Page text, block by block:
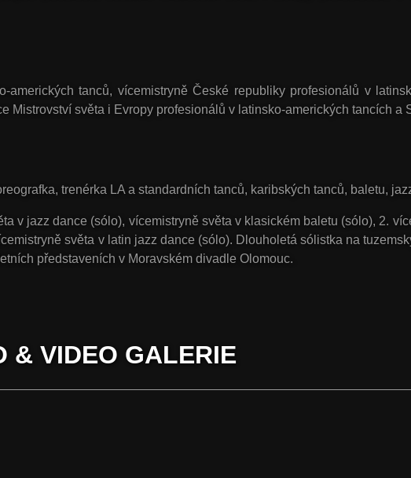
amerických tanců, vícemistryně České republiky profesionálů v
Mistrovství světa i Evropy profesionálů v latinsko-amerických tancích a
trenérka LA a standardních tanců, karibských tanců, baletu,
v jazz dance (sólo), vícemistryně světa v klasickém baletu (sólo), 2.
světa v latin jazz dance (sólo). Dlouholetá sólistka na
představeních v Moravském divadle Olomouc.
& VIDEO GALERIE